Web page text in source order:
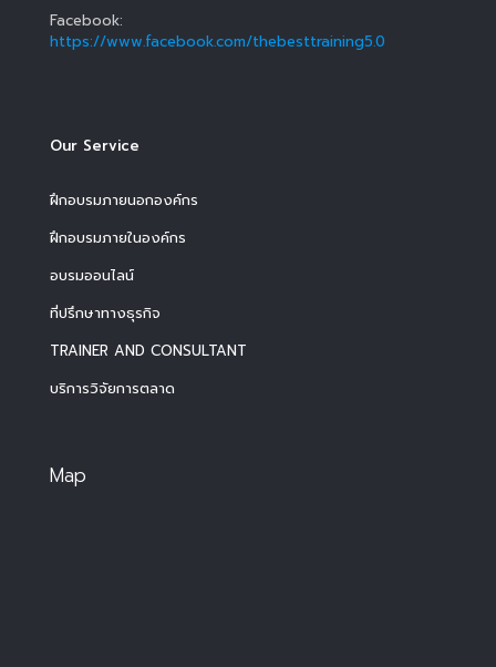
Facebook:
https://www.facebook.com/thebesttraining5.0
Our Service
ฝึกอบรมภายนอกองค์กร
ฝึกอบรมภายในองค์กร
อบรมออนไลน์
ที่ปรึกษาทางธุรกิจ
TRAINER AND CONSULTANT
บริการวิจัยการตลาด
Map